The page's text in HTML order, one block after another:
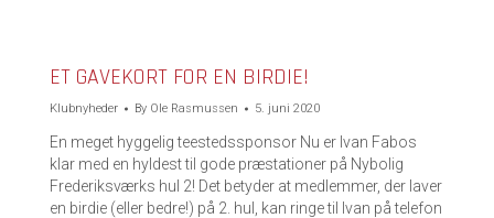
ET GAVEKORT FOR EN BIRDIE!
Klubnyheder By Ole Rasmussen 5. juni 2020
En meget hyggelig teestedssponsor Nu er Ivan Fabos
klar med en hyldest til gode præstationer på Nybolig
Frederiksværks hul 2! Det betyder at medlemmer, der laver
en birdie (eller bedre!) på 2. hul, kan ringe til Ivan på telefon